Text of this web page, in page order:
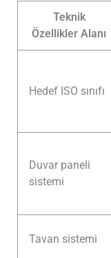
Teknik
Özellikler Alanı
Hedef ISO sınıfı
Duvar paneli
sistemi
Tavan sistemi